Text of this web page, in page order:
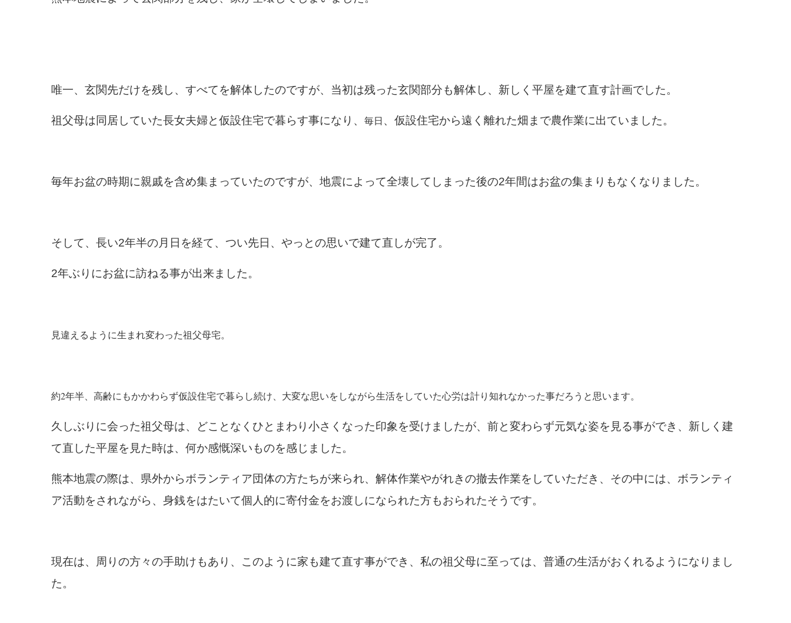
唯一、玄関先だけを残し、すべてを解体したのですが、当初は残った玄関部分も解体し、新しく平屋を建て直す計画でした。
祖父母は同居していた長女夫婦と仮設住宅で暮らす事になり、 毎日、仮設住宅から遠く離れた畑まで農作業に出ていました。
毎年お盆の時期に親戚を含め集まっていたのですが、地震によって全壊してしまった後の2年間はお盆の集まりもなくなりました。
そして、長い2年半の月日を経て、つい先日、やっとの思いで建て直しが完了。
2年ぶりにお盆に訪ねる事が出来ました。
見違えるように生まれ変わった祖父母宅。
約2年半、高齢にもかかわらず仮設住宅で暮らし続け、大変な思いをしながら生活をしていた心労は計り知れなかった事だろうと思います。
久しぶりに会った祖父母は、どことなくひとまわり小さくなった印象を受けましたが、前と変わらず元気な姿を見る事ができ、新しく建
て直した平屋を見た時は、何か感慨深いものを感じました。
熊本地震の際は、県外からボランティア団体の方たちが来られ、解体作業やがれきの撤去作業をしていただき、その中には、ボランティ
ア活動をされながら、身銭をはたいて個人的に寄付金をお渡しになられた方もおられたそうです。
現在は、周りの方々の手助けもあり、このように家も建て直す事ができ、私の祖父母に至っては、普通の生活がおくれるようになりまし
た。